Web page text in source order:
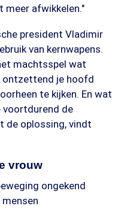
meer afwikkelen."
president Vladimir
van kernwapens.
machtsspel wat
ontzettend je hoofd
te kijken. En wat
voortdurend de
de oplossing, vindt
vrouw
ongekend